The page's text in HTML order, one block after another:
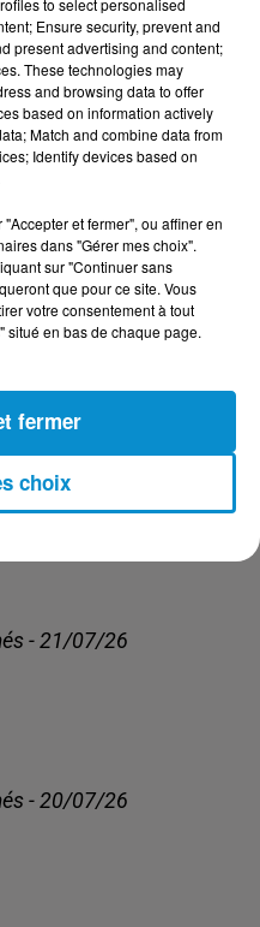
- 24/07/26
- 23/07/26
- 22/07/26
- 21/07/26
- 20/07/26
to select personalised
Ensure security, prevent and
present advertising and content;
These technologies may
and browsing data to offer
based on information actively
Match and combine data from
Identify devices based on
et fermer", ou affiner en
dans "Gérer mes choix".
sur "Continuer sans
que pour ce site. Vous
votre consentement à tout
situé en bas de chaque page.
choix
fermer